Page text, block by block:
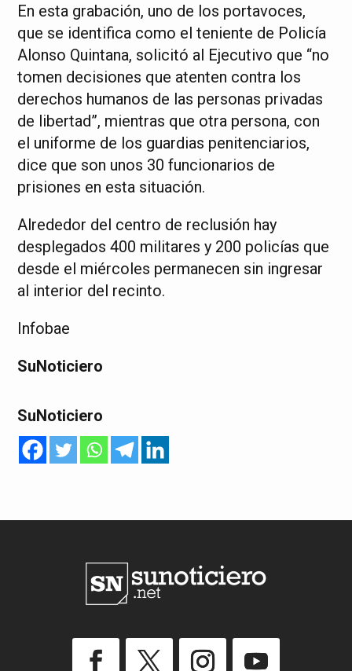
En esta grabación, uno de los portavoces,
que se identifica como el teniente de Policía
Alonso Quintana, solicitó al Ejecutivo que “no
tomen decisiones que atenten contra los
derechos humanos de las personas privadas
de libertad”, mientras que otra persona, con
el uniforme de los guardias penitenciarios,
dice que son unos 30 funcionarios de
prisiones en esta situación.
Alrededor del centro de reclusión hay
desplegados 400 militares y 200 policías que
desde el miércoles permanecen sin ingresar
al interior del recinto.
Infobae
SuNoticiero
SuNoticiero